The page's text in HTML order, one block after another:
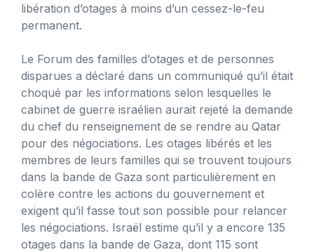
libération d’otages à moins d’un cessez-le-feu
permanent.
Le Forum des familles d’otages et de personnes
disparues a déclaré dans un communiqué qu’il était
choqué par les informations selon lesquelles le
cabinet de guerre israélien aurait rejeté la demande
du chef du renseignement de se rendre au Qatar
pour des négociations. Les otages libérés et les
membres de leurs familles qui se trouvent toujours
dans la bande de Gaza sont particulièrement en
colère contre les actions du gouvernement et
exigent qu’il fasse tout son possible pour relancer
les négociations. Israël estime qu’il y a encore 135
otages dans la bande de Gaza, dont 115 sont